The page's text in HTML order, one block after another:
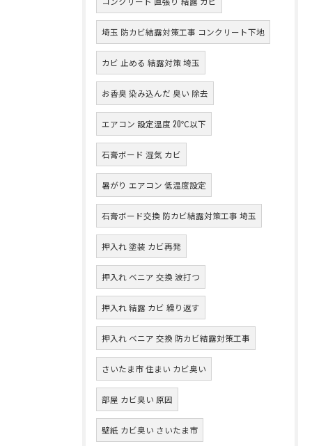
埼玉 防カビ結露対策工事 コンクリート下地
カビ 止める 結露対策 埼玉
お香臭 染み込んだ 臭い 除去
エアコン 設定温度 20℃以下
石膏ボード 湿気 カビ
暑がり エアコン 低温度設定
石膏ボード交換 防カビ結露対策工事 埼玉
押入れ 塗装 カビ再発
押入れ ベニア 交換 波打つ
押入れ 結露 カビ 繰り返す
押入れ ベニア 交換 防カビ結露対策工事
さいたま市 住まい カビ臭い
部屋 カビ臭い 原因
壁紙 カビ臭い さいたま市